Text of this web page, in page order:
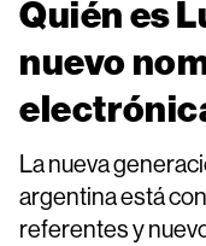
Quién es
nuevo
La nueva
argentina está
referentes y